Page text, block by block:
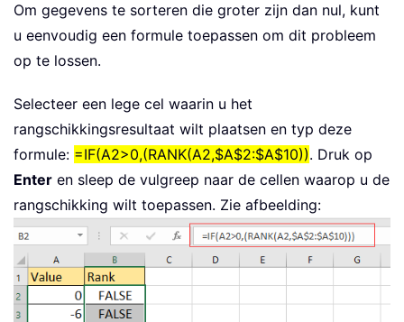
Om gegevens te sorteren die groter zijn dan nul, kunt
u eenvoudig een formule toepassen om dit probleem
op te lossen.
Selecteer een lege cel waarin u het
rangschikkingsresultaat wilt plaatsen en typ deze
formule: =IF(A2>0,(RANK(A2,$A$2:$A$10)). Druk op
Enter en sleep de vulgreep naar de cellen waarop u de
rangschikking wilt toepassen. Zie afbeelding: